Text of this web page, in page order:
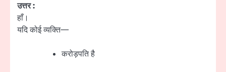
उत्तर :
हाँ।
यदि कोई व्यक्ति—
करोड़पति है